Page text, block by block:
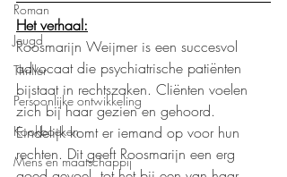
Roman
Jeugd
Thriller
Persoonlijke ontwikkeling
Kookboeken
Mens en maatschappij
Het verhaal:
Roosmarijn Weijmer is een succesvol
advocaat die psychiatrische patiënten
bijstaat in rechtszaken. Cliënten voelen
zich bij haar gezien en gehoord.
Eindelijk komt er iemand op voor hun
rechten. Dit geeft Roosmarijn een erg